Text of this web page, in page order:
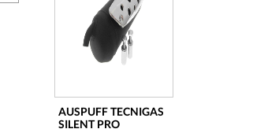
AUSPUFF TECNIGAS
SILENT PRO